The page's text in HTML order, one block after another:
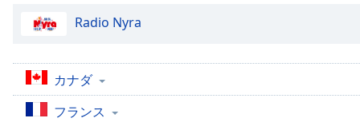
selected
subtitles
settings ,
Radio Nyra
カナダ
フランス